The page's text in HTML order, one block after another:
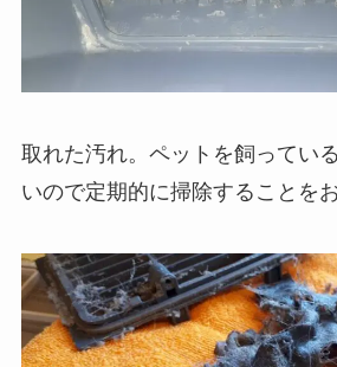
取れた汚れ。ペットを飼ってい
いので定期的に掃除することを